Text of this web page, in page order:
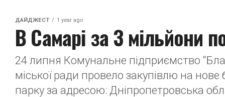
ДАЙДЖЕСТ 1 year ago
В Самарі за 3 мільйони
24 липня Комунальне підприємство
міської ради провело закупівлю на
парку за адресою: Дніпропетровська